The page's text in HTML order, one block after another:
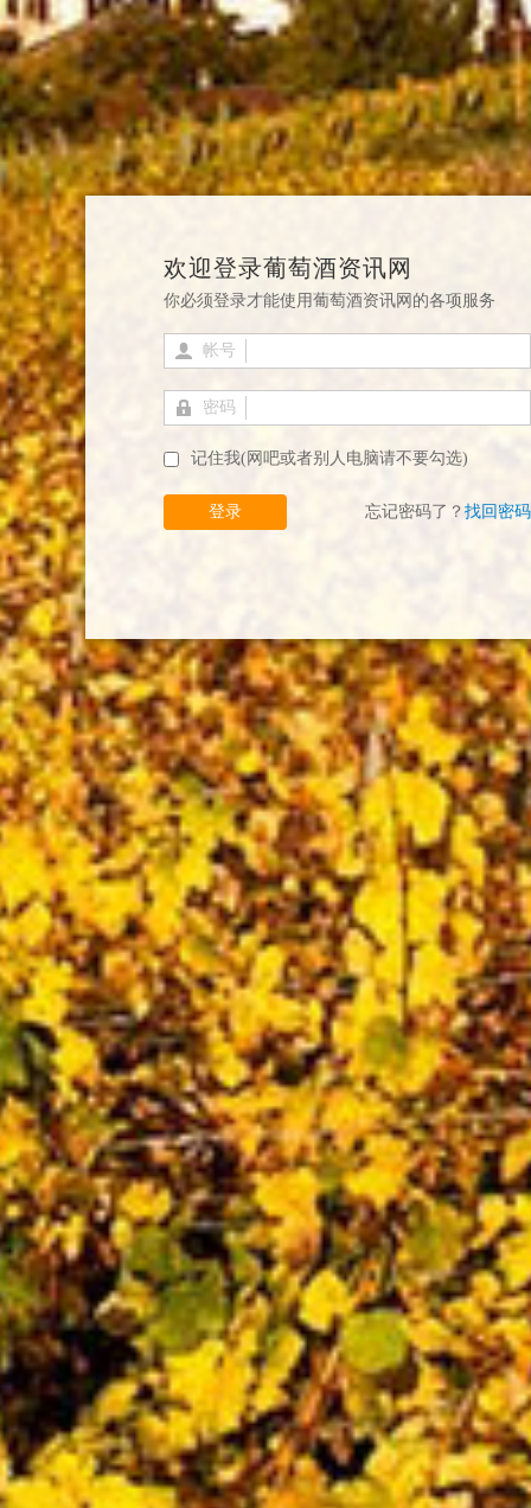
欢迎登录葡萄酒资讯网
你必须登录才能使用葡萄酒资讯网的各项服务
帐号
密码
记住我(网吧或者别人电脑请不要勾选)
登录 忘记密码了？ 找回密码